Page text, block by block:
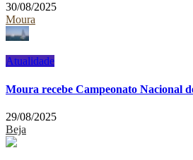
30/08/2025
Moura
Atualidade
Moura recebe Campeonato Nacional
29/08/2025
Beja